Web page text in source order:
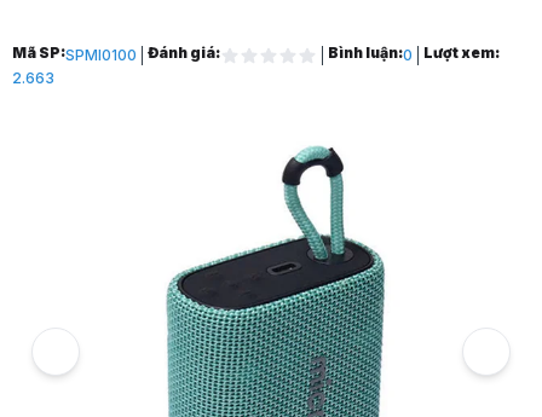
Trang chủ
1
Loa Bluetooth Microlab BP21 xanh lá
Hình ảnh và video sản phẩm
Loa Bluetooth Microlab BP21 xanh lá
Giá niêm yết:
420.000 VND
Giá khuyến mại:
299.000 VND Tiết kiệm 121.000 VND (-29%)
Giá mua online:
289.000 VND Tiết kiệm 131.000 VND (-31%)
Giá mua trả góp (6 tháng):48.167 VND / tháng
Mã SP:SPMI0100 Đánh giá: Bình luận:0
Lượt xem:
2.663